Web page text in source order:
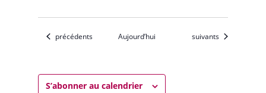
Évènements
précédents Aujourd’hui Évènements
suivants
S’abonner au calendrier